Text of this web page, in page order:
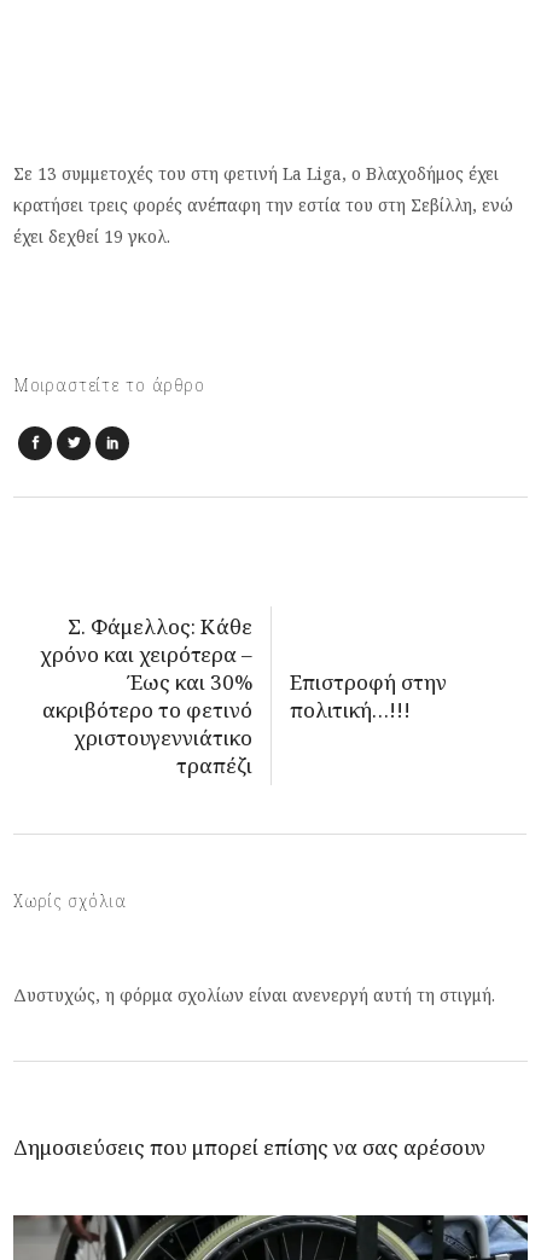
Σε 13 συμμετοχές του στη φετινή La Liga, ο Βλαχοδήμος έχει
κρατήσει τρεις φορές ανέπαφη την εστία του στη Σεβίλλη, ενώ
έχει δεχθεί 19 γκολ.
Μοιραστείτε το άρθρο
Σ. Φάμελλος: Κάθε
χρόνο και χειρότερα –
Έως και 30%
ακριβότερο το φετινό
χριστουγεννιάτικο
τραπέζι
Επιστροφή στην
πολιτική…!!!
Χωρίς σχόλια
Δυστυχώς, η φόρμα σχολίων είναι ανενεργή αυτή τη στιγμή.
Δημοσιεύσεις που μπορεί επίσης να σας αρέσουν